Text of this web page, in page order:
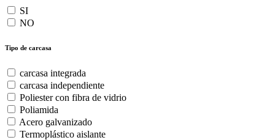
SI
NO
Tipo de carcasa
carcasa integrada
carcasa independiente
Poliester con fibra de vidrio
Poliamida
Acero galvanizado
Termoplástico aislante